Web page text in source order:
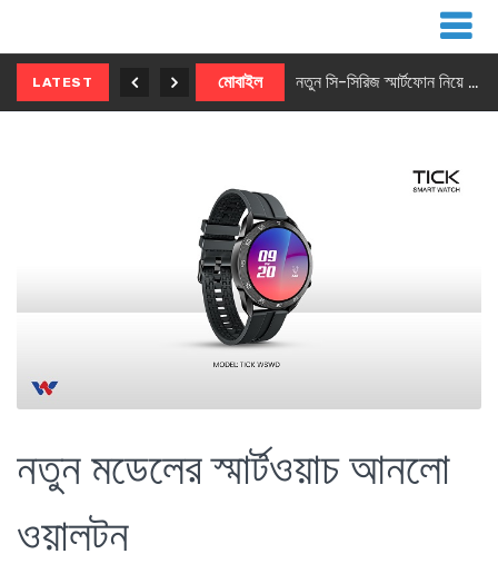
LATEST মোবাইল নতুন সি-সিরিজ স্মার্টফোন নিয়ে আসছে রিয়েলমি
নতুন মডেলের স্মার্টওয়াচ আনলো
ওয়ালটন